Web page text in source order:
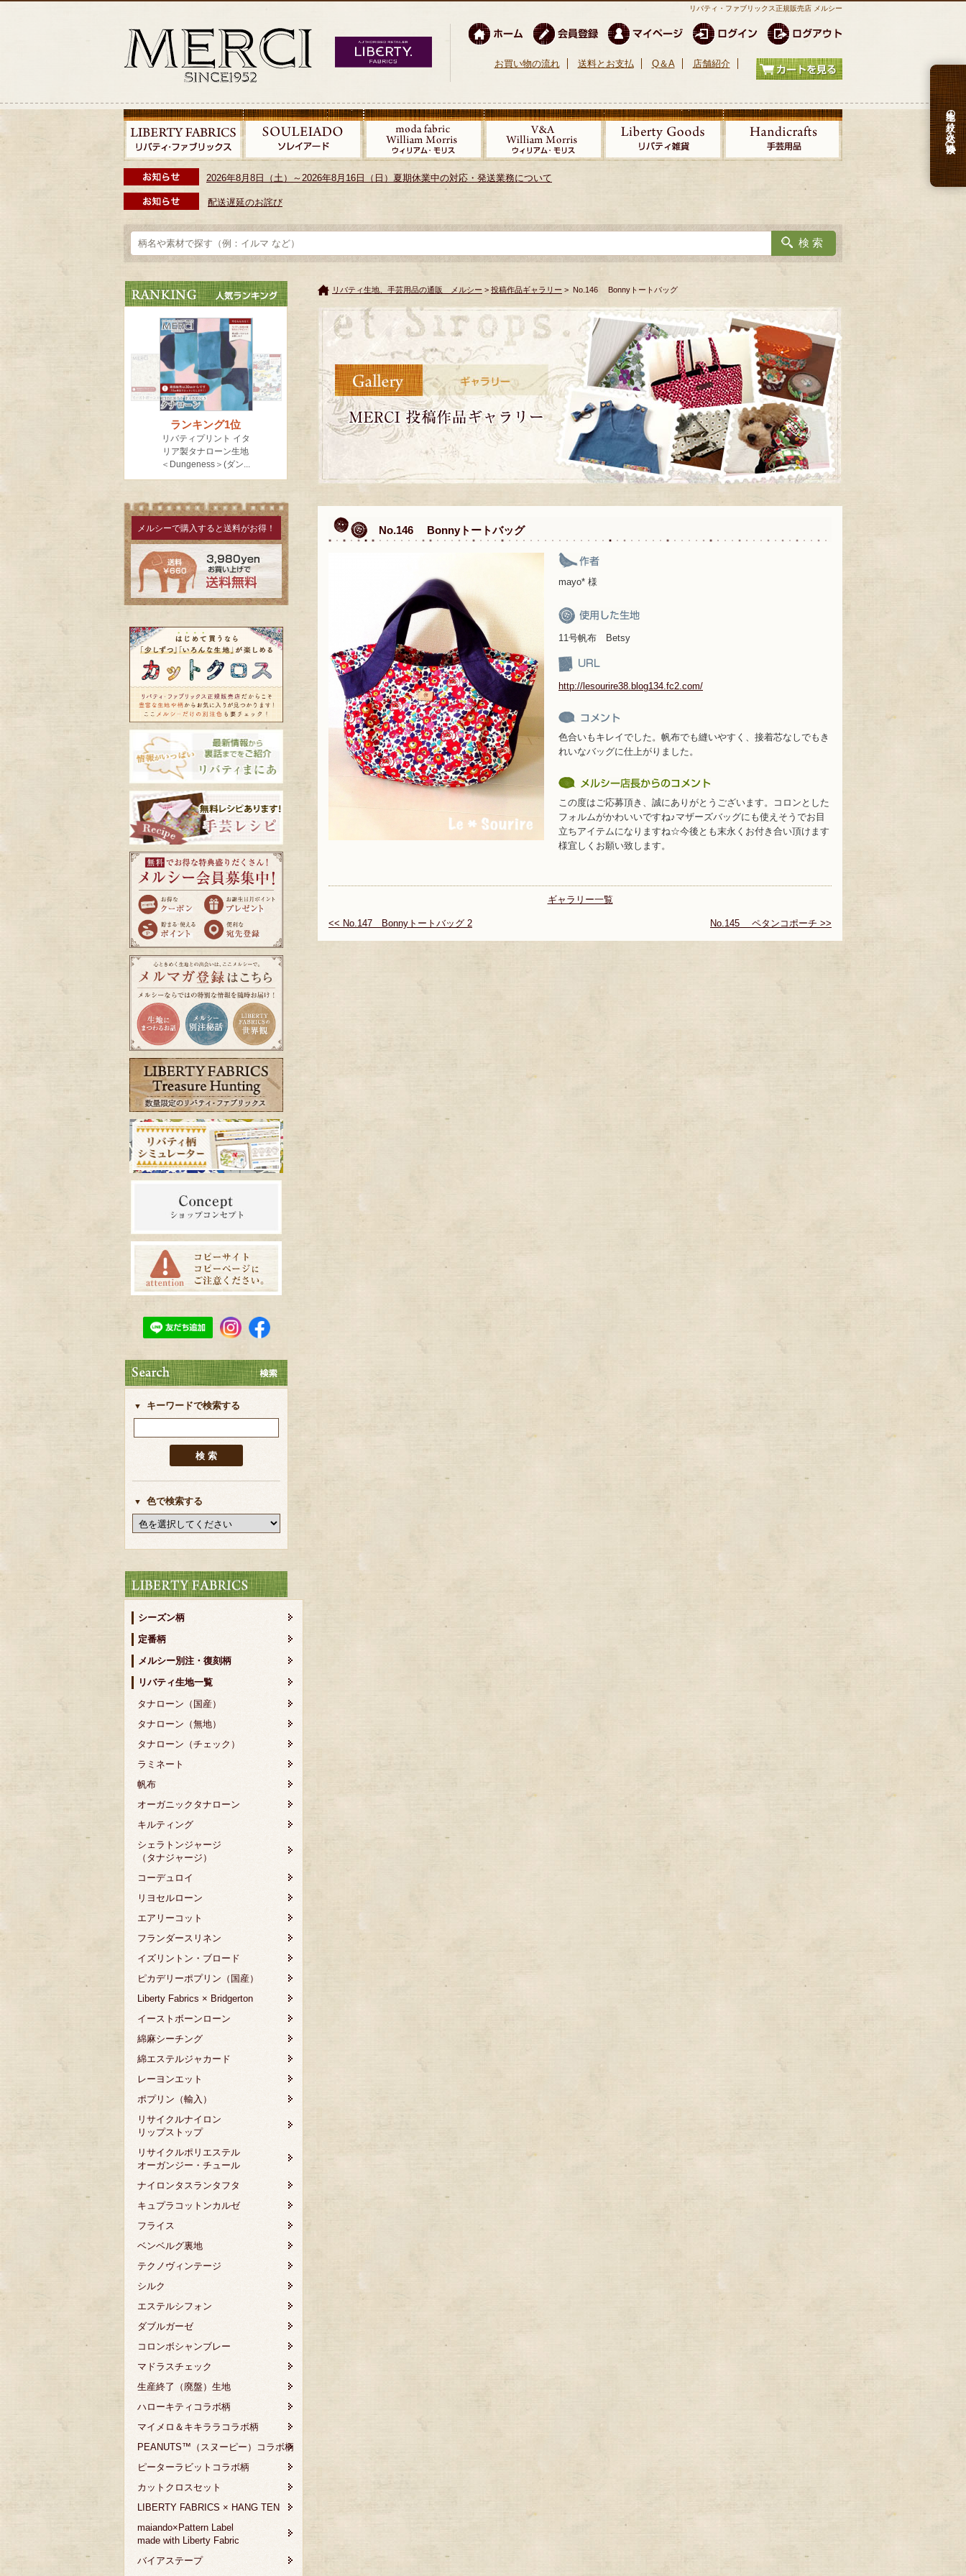
リバティ・ファブリックス正規販売店 メルシー
お買い物の流れ 送料とお支払 Q＆A 店舗紹介
2026年8月8日（土）～2026年8月16日（日）夏期休業中の対応・発送業務について
配送遅延のお詫び
生地の絞り込み検索
メルシーで購入すると送料がお得！
キーワードで検索する
色で検索する
シーズン柄
定番柄
メルシー別注・復刻柄
リバティ生地一覧
タナローン（国産）
タナローン（無地）
タナローン（チェック）
ラミネート
帆布
オーガニックタナローン
キルティング
シェラトンジャージ
（タナジャージ）
コーデュロイ
リヨセルローン
エアリーコット
フランダースリネン
イズリントン・ブロード
ピカデリーポプリン（国産）
Liberty Fabrics × Bridgerton
イーストボーンローン
綿麻シーチング
綿エステルジャカード
レーヨンエット
ポプリン（輸入）
リサイクルナイロン
リップストップ
リサイクルポリエステル
オーガンジー・チュール
ナイロンタスランタフタ
キュプラコットンカルゼ
フライス
ベンベルグ裏地
テクノヴィンテージ
シルク
エステルシフォン
ダブルガーゼ
コロンボシャンブレー
マドラスチェック
生産終了（廃盤）生地
ハローキティコラボ柄
マイメロ＆キキララコラボ柄
PEANUTS™（スヌーピー）コラボ柄
ピーターラビットコラボ柄
カットクロスセット
LIBERTY FABRICS × HANG TEN
maiando×Pattern Label
made with Liberty Fabric
バイアステープ
リバティ生地、手芸用品の通販 メルシー > 投稿作品ギャラリー > No.146 Bonnyトートバッグ
No.146 Bonnyトートバッグ
mayo* 様
11号帆布 Betsy
http://lesourire38.blog134.fc2.com/
色合いもキレイでした。帆布でも縫いやすく、接着芯なしでもき
れいなバッグに仕上がりました。
この度はご応募頂き、誠にありがとうございます。コロンとした
フォルムがかわいいですね♪マザーズバッグにも使えそうでお目
立ちアイテムになりますね☆今後とも末永くお付き合い頂けます
様宜しくお願い致します。
ギャラリー一覧
<< No.147 Bonnyトートバッグ 2 No.145 ペタンコポーチ >>